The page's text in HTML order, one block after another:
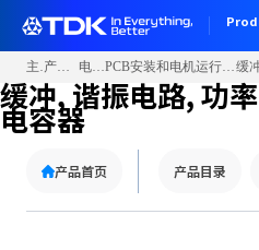
主页 产品信息 电容器 PCB安装和电机运行用薄膜电容器
缓冲, 谐振电路, 功
电容器
产品首页 产品目录